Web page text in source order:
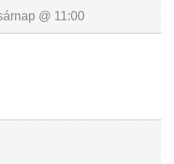
@ 11:00